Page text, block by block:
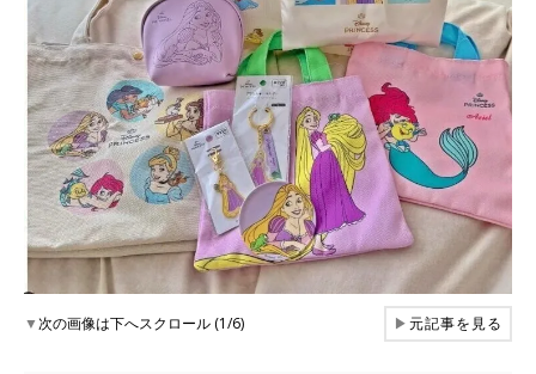
▼次の画像は下へスクロール (1/6) ▶元記事を見る